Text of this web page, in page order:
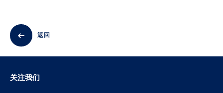
返回
关注我们